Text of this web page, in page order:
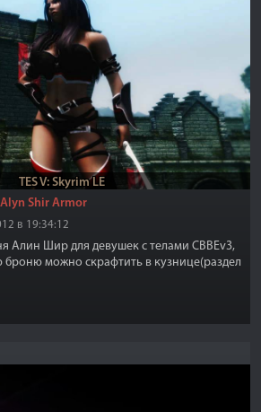
TES V: Skyrim LE
Shir Armor
в 19:34:12
Алин Шир для девушек с телами CBBEv3,
броню можно скрафтить в кузнице(раздел